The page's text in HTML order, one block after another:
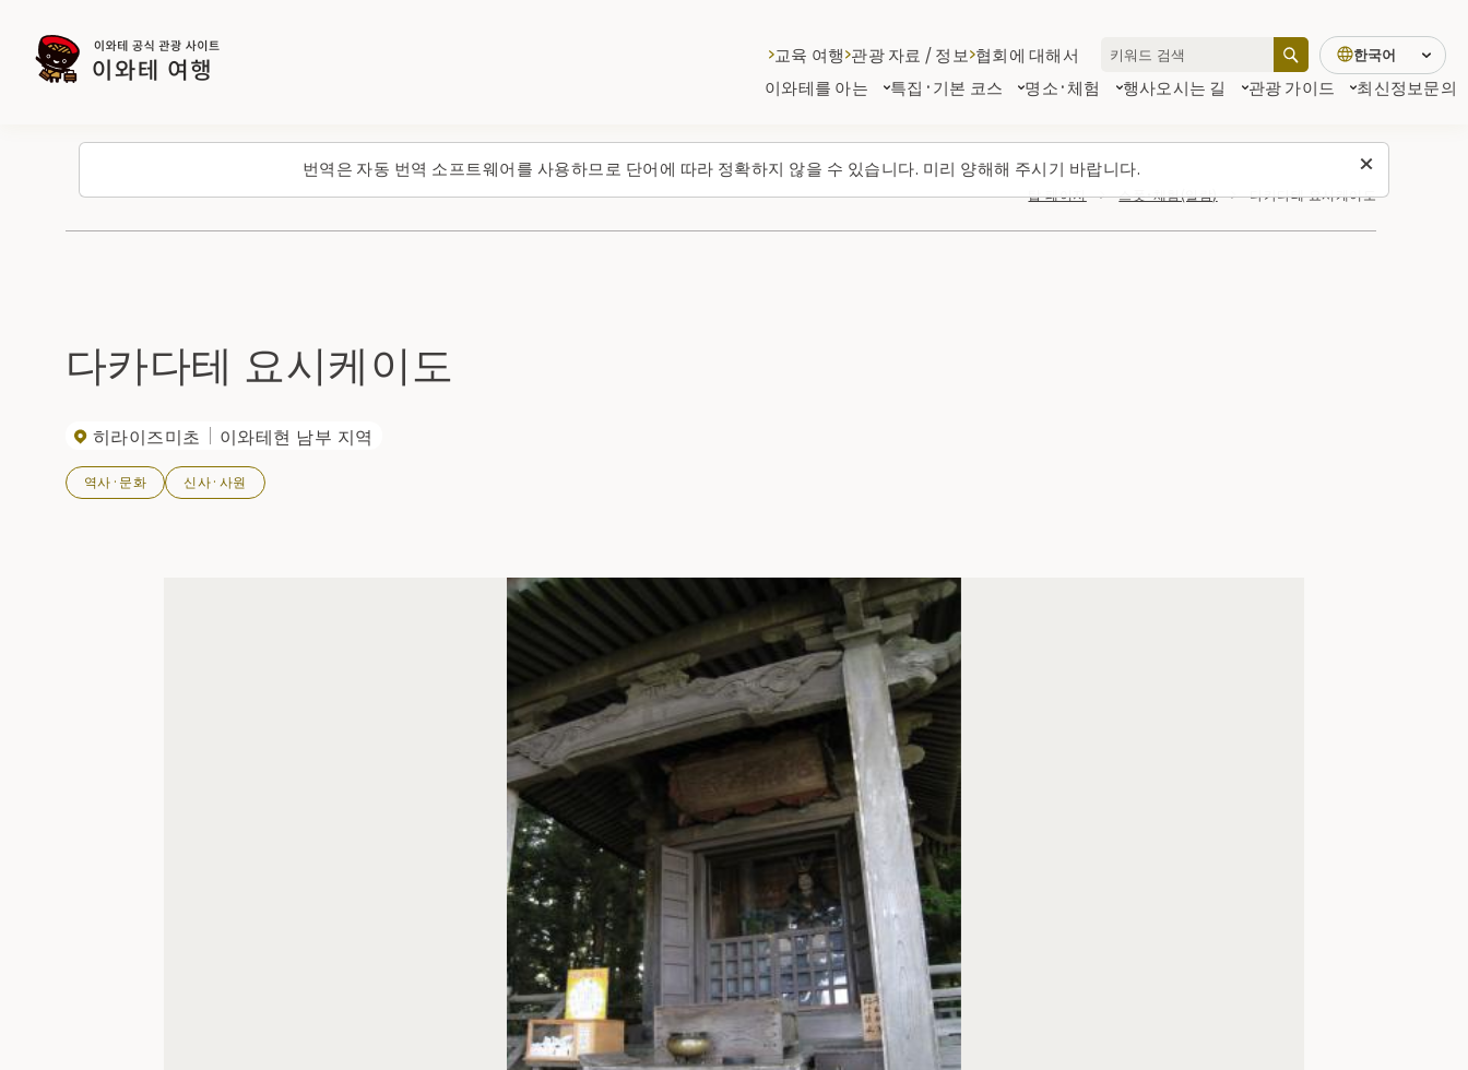
번역은 자동 번역 소프트웨어를 사용하므로 단어에 따라 정확하지 않을 수 있습니다. 미리 양해해 주시기 바랍니다.
이와테를 아는 특집·기본 코스 명소·체험 행사오시는 길 관광 가이드 최신정보문의
교육 여행 관광 자료 / 정보 협회에 대해서 한국어
탑 페이지 스폿・체험(일람) 다카다테 요시케이도
다카다테 요시케이도
히라이즈미초 이와테현 남부 지역
역사·문화 신사·사원